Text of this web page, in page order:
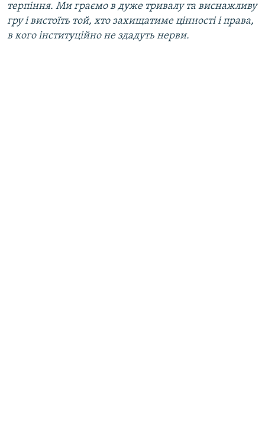
терпіння. Ми граємо в дуже тривалу та виснажливу
гру і вистоїть той, хто захищатиме цінності і права,
в кого інституційно не здадуть нерви.